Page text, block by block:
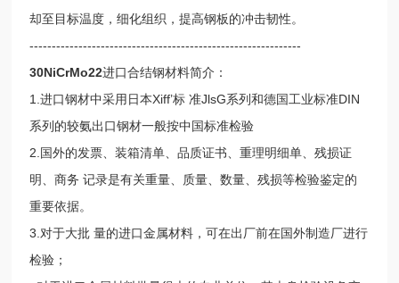
却至目标温度，细化组织，提高钢板的冲击韧性。
-------------------------------------------------------------
30NiCrMo22进口合结钢材料简介：
1.进口钢材中采用日本Xiff’标 准JlsG系列和德国工业标准DIN
系列的较氨出口钢材一般按中国标准检验
2.国外的发票、装箱清单、品质证书、重理明细单、残损证
明、商务 记录是有关重量、质量、数量、残损等检验鉴定的
重要依据。
3.对于大批 量的进口金属材料，可在出厂前在国外制造厂进行
检验；